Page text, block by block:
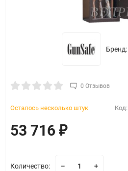
Бренд:
0 Отзывов
Осталось несколько штук Код:
53 716 ₽
Количество: